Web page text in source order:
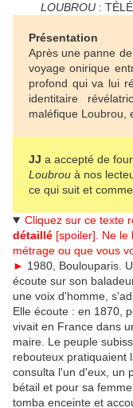
LOUBROU:
Présentation
Après une panne
voyage onirique
profond qui va lui
identitaire
maléfique Loubrou,
JJ a accepté de
Loubrou à nos
ce qui suit et
Cliquez sur ce texte
détaillé [spoiler]. Ne le
métrage ou que vous
► 1980, Boulouparis.
écoute sur son
une voix d'homme,
Elle écoute : en 1870,
vivait en France dans
maire. Le peuple
rebouteux pratiquaient
consulta l'un d'eux, un
bétail et pour sa
tomba enceinte et